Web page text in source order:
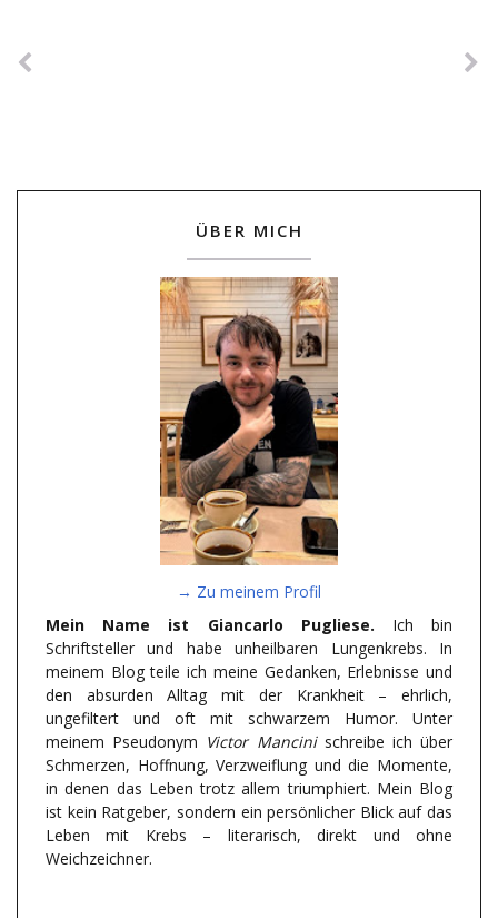
ÜBER MICH
→ Zu meinem Profil
Mein Name ist Giancarlo Pugliese. Ich bin
Schriftsteller und habe unheilbaren Lungenkrebs. In
meinem Blog teile ich meine Gedanken, Erlebnisse und
den absurden Alltag mit der Krankheit – ehrlich,
ungefiltert und oft mit schwarzem Humor. Unter
meinem Pseudonym Victor Mancinischreibe ich über
Schmerzen, Hoffnung, Verzweiflung und die Momente,
in denen das Leben trotz allem triumphiert. Mein Blog
ist kein Ratgeber, sondern ein persönlicher Blick auf das
Leben mit Krebs – literarisch, direkt und ohne
Weichzeichner.